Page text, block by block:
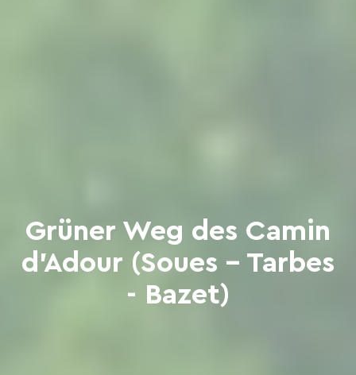
Grüner Weg des Camin
d'Adour (Soues - Tarbes
- Bazet)